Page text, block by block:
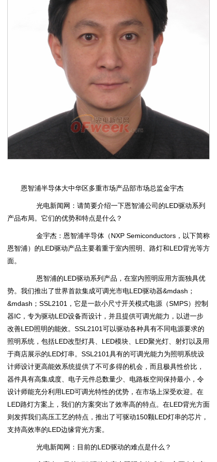
恩智浦半导体大中华区多重市场产品部市场总监金宇杰
光电新闻网：请简要介绍一下恩智浦公司的LED驱动系列
产品布局。它们的优势和特点是什么？
金宇杰：恩智浦半导体（NXP Semiconductors，以下简称
恩智浦）的LED驱动产品主要着重于室内照明、路灯和LED背光等方
面。
恩智浦的LED驱动系列产品，在室内照明应用方面独具优
势。我们推出了世界首款集成可调光市电LED驱动器&mdash；
&mdash；SSL2101，它是一款小尺寸开关模式电源（SMPS）控制
器IC，专为驱动LED设备而设计，并且提供可调光能力，以进一步
改善LED照明的能效。SSL2101可以驱动各种具有不同电源要求的
照明系统，包括LED改型灯具、LED模块、LED聚光灯、射灯以及用
于商店展示的LED灯串。SSL2101具有的可调光能力为照明系统设
计师设计更高能效系统提供了不可多得的机会，而且极具性价比，
器件具有高集成度、电子元件总数量少、电路板空间保持最小，令
设计师能充分利用LED可调光特性的优势，在市场上深受欢迎。在
LED路灯方案上，我们的方案突出了效率高的特点。在LED背光方面
则发挥我们高压工艺的特点，推出了可驱动150颗LED灯串的芯片，
支持高效率的LED边缘背光方案。
光电新闻网：目前的LED驱动的难点是什么？